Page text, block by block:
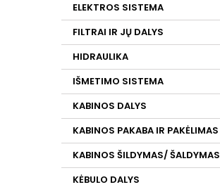
ELEKTROS SISTEMA
FILTRAI IR JŲ DALYS
HIDRAULIKA
IŠMETIMO SISTEMA
KABINOS DALYS
KABINOS PAKABA IR PAKĖLIMAS
KABINOS ŠILDYMAS/ ŠALDYMAS
KĖBULO DALYS